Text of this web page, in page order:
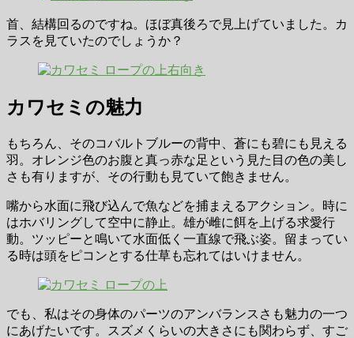
首、結構回るのですね。ほぼ真後ろで見上げていました。カ
ラスを見ていたのでしょうか？
カワセミの魅力
もちろん、そのコバルトブルーの背中、蒼にも碧にも見える
羽。オレンジ色のお腹と真っ赤な足という見た目の色の美し
さも有りますが、その行動も見ていて飽きません。
嘴から水面に飛び込んで魚などを捕まえるアクション。時に
はホバリングして空中に静止。雄が雌に餌を上げる求愛行
動。ツッピーと鳴いて水面低く一直線で飛ぶ姿。留まってい
る時は頭をピコンとする仕草も忘れてはいけません。
でも、私はその身体のパーツのアンバランスさも魅力の一つ
にあげたいです。スズメくらいの大きさにも関わらず、すご